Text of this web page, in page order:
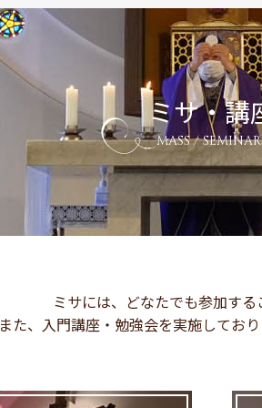
ミサ・講
MASS /
ミサには、どなたでも参加する
また、入門講座・勉強会を実施してお